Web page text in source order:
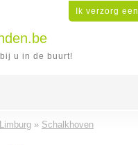
Ik verzorg een
u in de buurt!
Limburg » Schalkhoven